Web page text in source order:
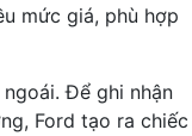
mức giá, phù hợp
Để ghi nhận
Ford tạo ra chiếc